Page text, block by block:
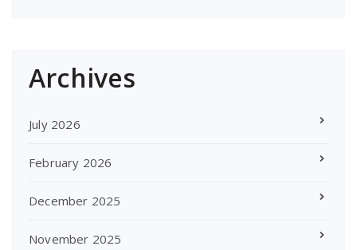
Archives
July 2026
February 2026
December 2025
November 2025